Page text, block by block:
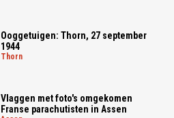
Ooggetuigen: Thorn, 27 september
1944
thorn
Vlaggen met foto's omgekomen
Franse parachutisten in Assen